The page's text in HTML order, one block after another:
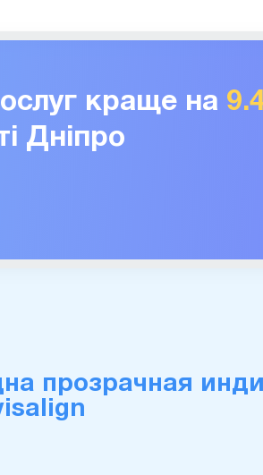
краще на
Дніпро
прозрачная